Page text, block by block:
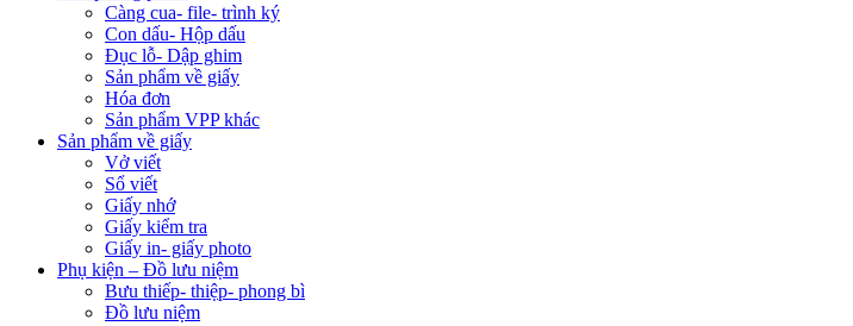
Càng cua- file- trình ký
Con dấu- Hộp dấu
Đục lỗ- Dập ghim
Sản phẩm về giấy
Hóa đơn
Sản phẩm VPP khác
Sản phẩm về giấy
Vở viết
Sổ viết
Giấy nhớ
Giấy kiểm tra
Giấy in- giấy photo
Phụ kiện – Đồ lưu niệm
Bưu thiếp- thiệp- phong bì
Đồ lưu niệm